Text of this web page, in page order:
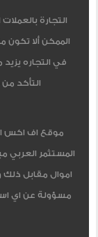
التجارة
الممكن ألا تكون
في التجاره
التأكد
موقع اف اكس
المستثمر العربي
اموال مقابل ذلك
مسؤولة عن اي